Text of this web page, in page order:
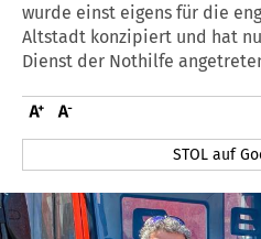
wurde einst eigens für die
Altstadt konzipiert und hat
Dienst der Nothilfe
STOL auf